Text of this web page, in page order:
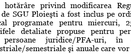
privind modificarea
SGU Ploieşti a fost inclus pe
programate pentru miercuri,
detaliate propuse pentru
juridice/PFA-uri, în
semestriale şi anuale care